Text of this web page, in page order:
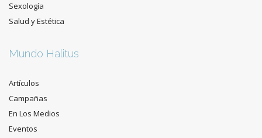
Sexología
Salud y Estética
Mundo Halitus
Artículos
Campañas
En Los Medios
Eventos